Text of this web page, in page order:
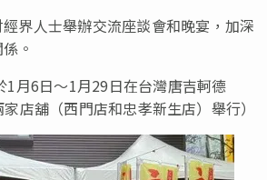
界人士舉辦交流座談會和晚宴，加深
。
1月6日～1月29日在台灣唐吉軻德
店舖（西門店和忠孝新生店）舉行）